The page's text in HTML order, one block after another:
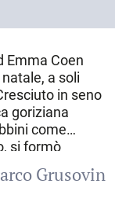
Emma Coen
a soli
in seno
goriziana
come
si formò
nel
greci e
Grusovin